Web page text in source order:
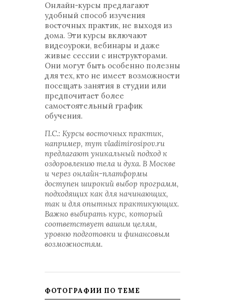
Онлайн-курсы предлагают
удобный способ изучения
восточных практик, не выходя из
дома. Эти курсы включают
видеоуроки, вебинары и даже
живые сессии с инструкторами.
Они могут быть особенно полезны
для тех, кто не имеет возможности
посещать занятия в студии или
предпочитает более
самостоятельный график
обучения.
П.С.: Курсы восточных практик,
например, тут vladimirosipov.ru
предлагают уникальный подход к
оздоровлению тела и духа. В Москве
и через онлайн-платформы
доступен широкий выбор программ,
подходящих как для начинающих,
так и для опытных практикующих.
Важно выбирать курс, который
соответствует вашим целям,
уровню подготовки и финансовым
возможностям.
ФОТОГРАФИИ ПО ТЕМЕ